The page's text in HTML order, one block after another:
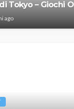
Tokyo – Giochi
ago